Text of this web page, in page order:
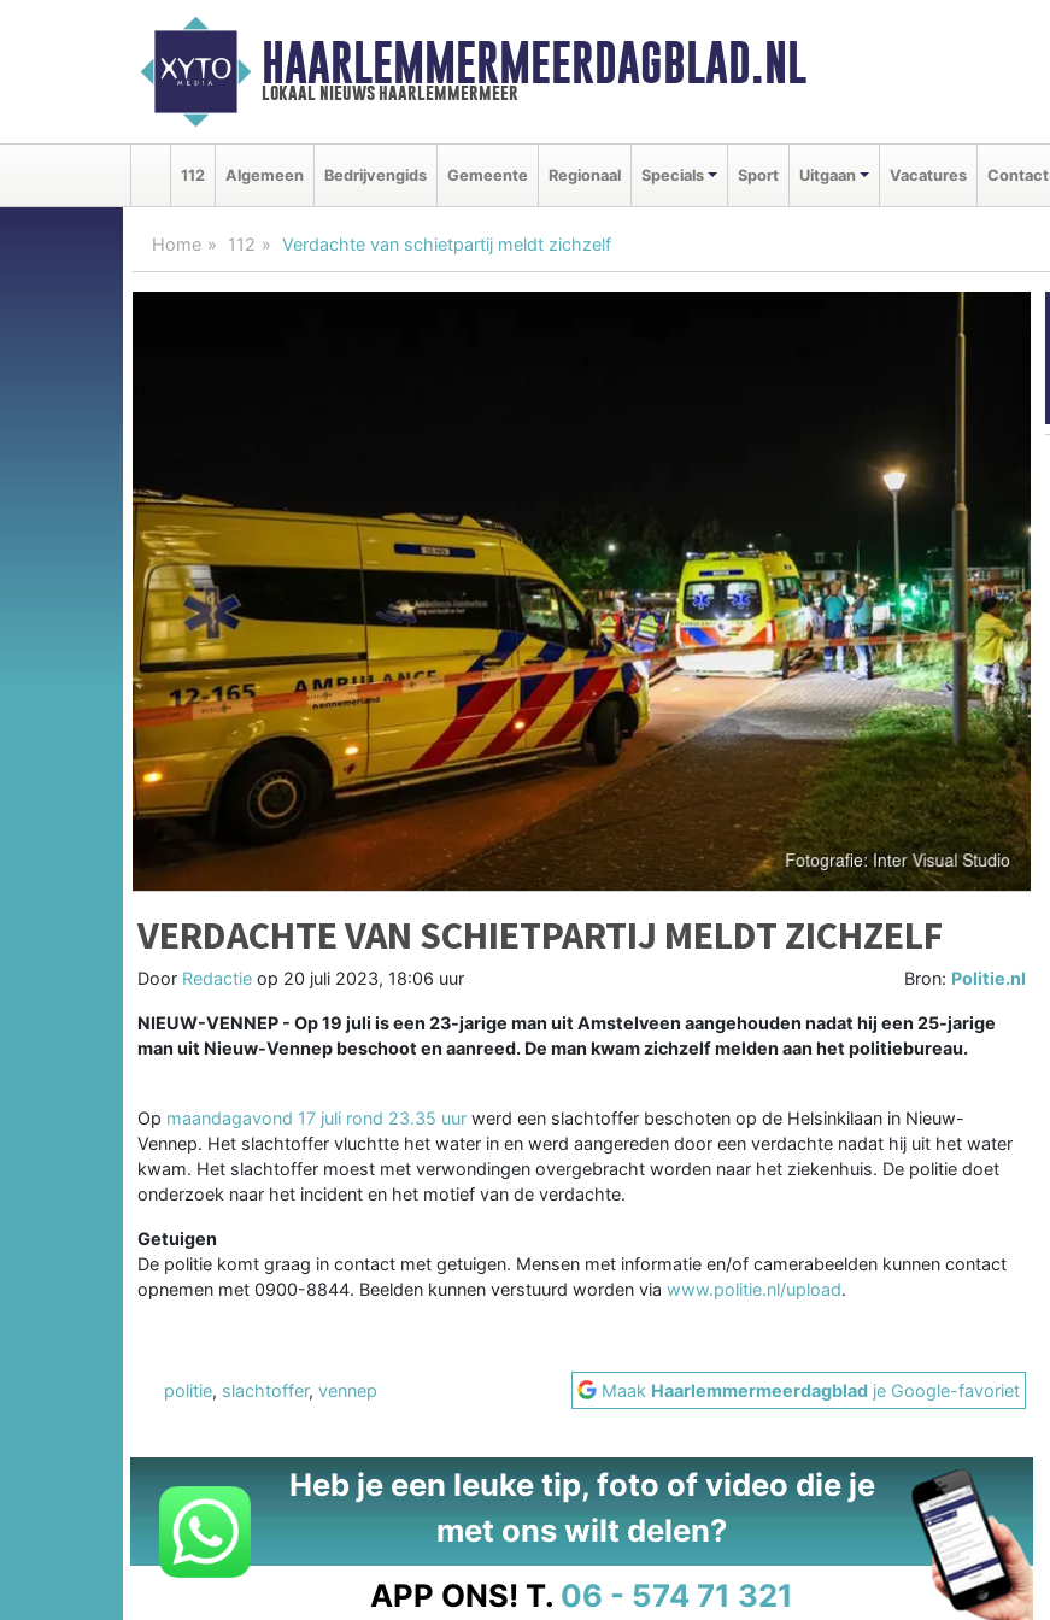
HAARLEMMERMEERDAGBLAD.NL
lokaal nieuws haarlemmermeer
112 Algemeen Bedrijvengids Gemeente Regionaal Specials Sport Uitgaan Vacatures Contact
Home 112 Verdachte van schietpartij meldt zichzelf
VERDACHTE VAN SCHIETPARTIJ MELDT ZICHZELF
Door Redactie op 20 juli 2023, 18:06 uur Bron: Politie.nl
NIEUW-VENNEP - Op 19 juli is een 23-jarige man uit Amstelveen aangehouden nadat hij een 25-jarige
man uit Nieuw-Vennep beschoot en aanreed. De man kwam zichzelf melden aan het politiebureau.
Op maandagavond 17 juli rond 23.35 uur werd een slachtoffer beschoten op de Helsinkilaan in Nieuw-
Vennep. Het slachtoffer vluchtte het water in en werd aangereden door een verdachte nadat hij uit het water
kwam. Het slachtoffer moest met verwondingen overgebracht worden naar het ziekenhuis. De politie doet
onderzoek naar het incident en het motief van de verdachte.
Getuigen
De politie komt graag in contact met getuigen. Mensen met informatie en/of camerabeelden kunnen contact
opnemen met 0900-8844. Beelden kunnen verstuurd worden via www.politie.nl/upload.
politie, slachtoffer, vennep Maak Haarlemmermeerdagblad je Google-favoriet
Heb je een leuke tip, foto of video die je
met ons wilt delen?
APP ONS! T. 06 - 574 71 321